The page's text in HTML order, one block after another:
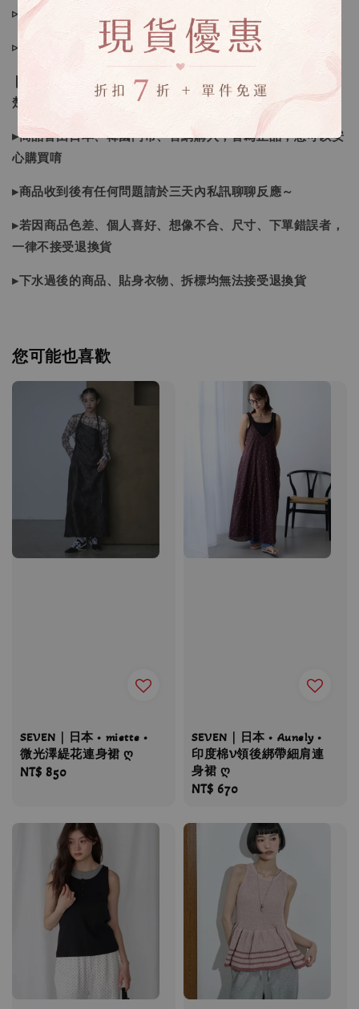
▹現貨商品１～３日內寄出
▹預購商品７～２１日（不含假日）寄出，如遇缺貨請見諒！
❙ 本賣場不接受下標後要求取消訂單（下標前請三思與看清
楚）❙
▸商品皆由日本、韓國門市、官網購入，皆為正品，您可以安
心購買唷
▸商品收到後有任何問題請於三天內私訊聊聊反應～
▸若因商品色差、個人喜好、想像不合、尺寸、下單錯誤者，
一律不接受退換貨
▸下水過後的商品、貼身衣物、拆標均無法接受退換貨
您可能也喜歡
SEVEN｜日本 • miette •
微光澤緹花連身裙 ღ
Regular
NT$ 850
SEVEN｜日本 • Aunely •
印度棉V領後綁帶細肩連
身裙 ღ
Regular
NT$ 670